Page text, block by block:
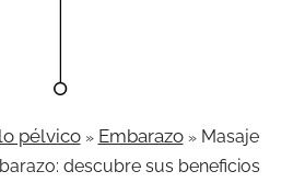
pélvico» Embarazo» Masaje
descubre sus beneficios